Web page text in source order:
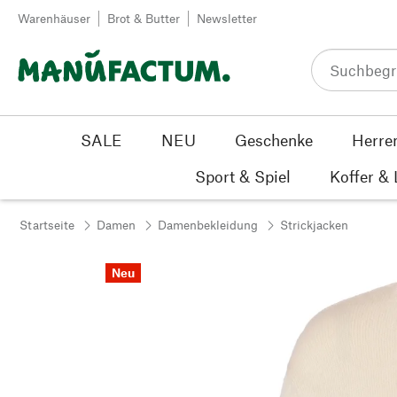
Zum Inhalt springen
Warenhäuser Brot & Butter Newsletter
SALE NEU Geschenke
Sport & Spiel
Koffer &
Startseite Damen Damenbekleidung Strickjacken
Neu